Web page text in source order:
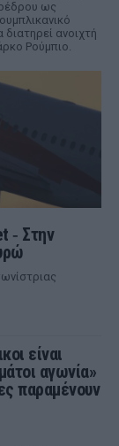
ως
ανοιχτή
Ρούμπιο.
‑ Στην
είναι
αγωνία»
παραμένουν